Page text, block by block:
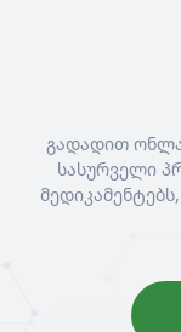
გადადით
სასურველი